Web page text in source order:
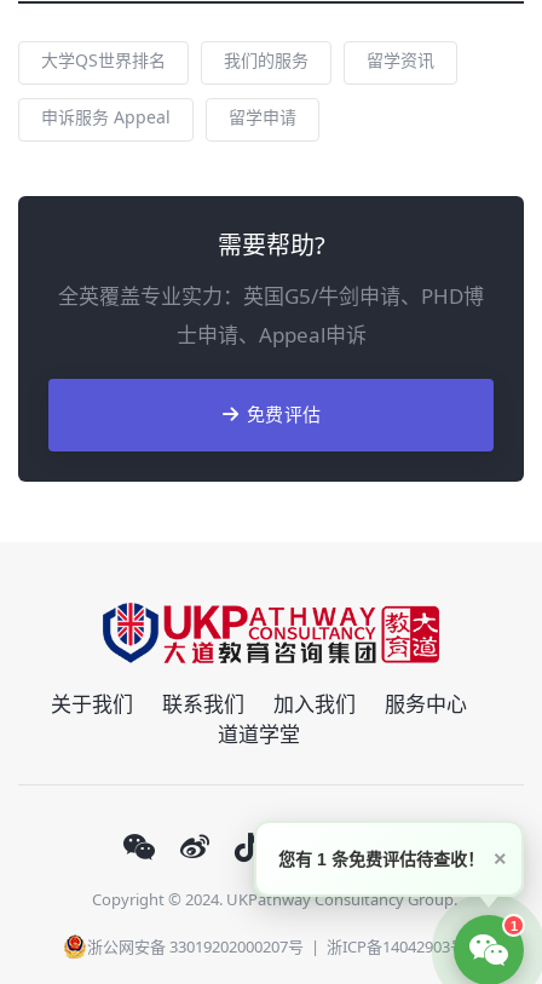
大学QS世界排名 我们的服务 留学资讯
申诉服务 Appeal 留学申请
需要帮助?
全英覆盖专业实力：英国G5/牛剑申请、PHD博
士申请、Appeal申诉
免费评估
关于我们 联系我们 加入我们
服务中心
道道学堂
Copyright © 2024. UKPathway Consultancy Group.
浙公网安备 33019202000207号 | 浙ICP备14042903号-1
×
您有 1 条免费评估待查收！
1